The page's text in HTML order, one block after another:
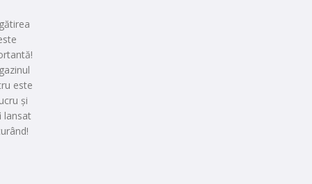
este
și
lansat